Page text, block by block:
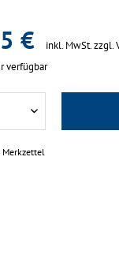
€ inkl. MwSt.zzgl.
verfügbar
Merkzettel